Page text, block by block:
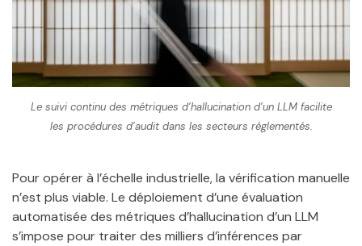
Le suivi continu des métriques d’hallucination d’un LLM facilite
les procédures d’audit dans les secteurs réglementés.
Pour opérer à l’échelle industrielle, la vérification manuelle
n’est plus viable. Le déploiement d’une évaluation
automatisée des métriques d’hallucination d’un LLM
s’impose pour traiter des milliers d’inférences par